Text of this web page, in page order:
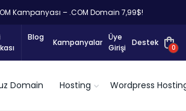
Kampanyası – .COM Domain 7,99$!
Blog
Kampanyalar
Üye
Girişi
Destek
0
Domain Hosting Wordpress